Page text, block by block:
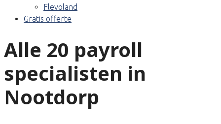
Flevoland
Gratis offerte
Alle 20 payroll
specialisten in
Nootdorp